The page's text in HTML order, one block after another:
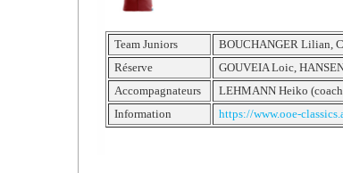
Team Juniors
BOUCHANGER Lilian,
Réserve
GOUVEIA Loic,
Accompagnateurs
LEHMANN Heiko
Information
https://www.ooe-